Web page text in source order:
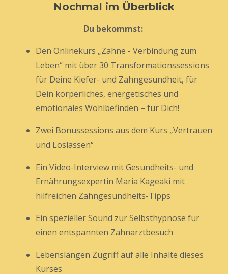
Nochmal im Überblick
Du bekommst:
Den Onlinekurs „Zähne - Verbindung zum
Leben“ mit über 30 Transformationssessions
für Deine Kiefer- und Zahngesundheit, für
Dein körperliches, energetisches und
emotionales Wohlbefinden – für Dich!
Zwei Bonussessions aus dem Kurs „Vertrauen
und Loslassen“
Ein Video-Interview mit Gesundheits- und
Ernährungsexpertin Maria Kageaki mit
hilfreichen Zahngesundheits-Tipps
Ein spezieller Sound zur Selbsthypnose für
einen entspannten Zahnarztbesuch
Lebenslangen Zugriff auf alle Inhalte dieses
Kurses